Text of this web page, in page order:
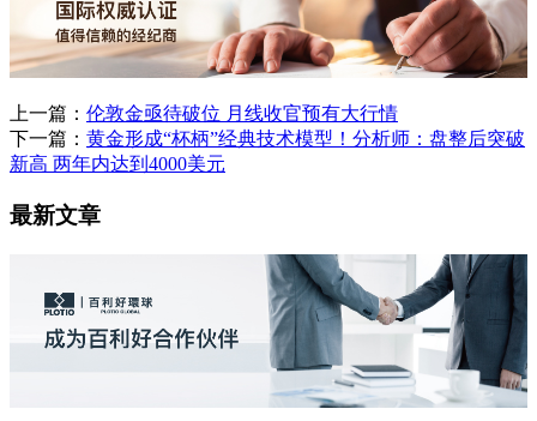
上一篇： 伦敦金亟待破位 月线收官预有大行情
下一篇： 黄金形成“杯柄”经典技术模型！分析师：盘整后突破
新高 两年内达到4000美元
最新文章